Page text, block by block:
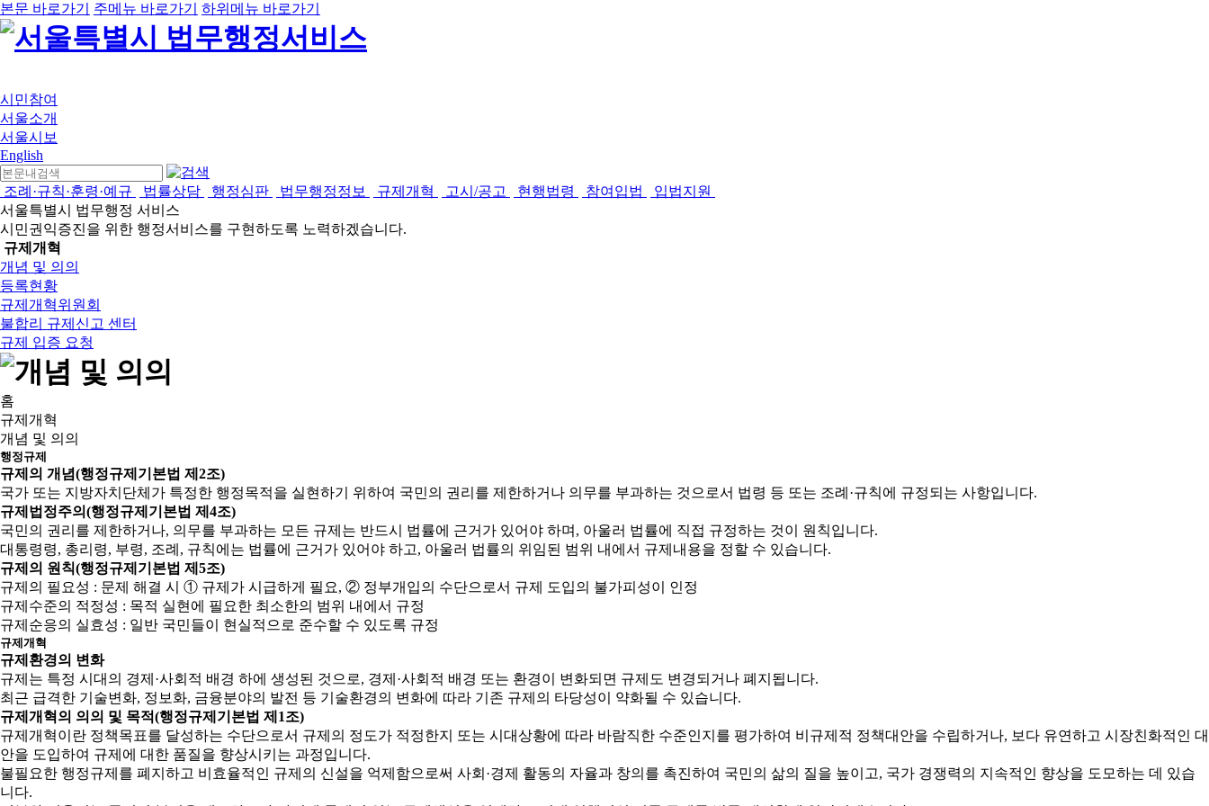
본문 바로가기 주메뉴 바로가기 하위메뉴 바로가기
시민참여
서울소개
서울시보
English
조례·규칙·훈령·예규 법률상담 행정심판 법무행정정보 규제개혁 고시/공고 현행법령 참여입법
입법지원
서울특별시 법무행정 서비스
시민권익증진을 위한 행정서비스를 구현하도록 노력하겠습니다.
규제개혁
개념 및 의의
등록현황
규제개혁위원회
불합리 규제신고 센터
규제 입증 요청
홈
규제개혁
개념 및 의의
행정규제
규제의 개념(행정규제기본법 제2조)
국가 또는 지방자치단체가 특정한 행정목적을 실현하기 위하여 국민의 권리를 제한하거나 의무를 부과하는 것으로서 법령 등 또는 조례·규칙에 규정되는 사항입니다.
규제법정주의(행정규제기본법 제4조)
국민의 권리를 제한하거나, 의무를 부과하는 모든 규제는 반드시 법률에 근거가 있어야 하며, 아울러 법률에 직접 규정하는 것이 원칙입니다.
대통령령, 총리령, 부령, 조례, 규칙에는 법률에 근거가 있어야 하고, 아울러 법률의 위임된 범위 내에서 규제내용을 정할 수 있습니다.
규제의 원칙(행정규제기본법 제5조)
규제의 필요성 : 문제 해결 시 ① 규제가 시급하게 필요, ② 정부개입의 수단으로서 규제 도입의 불가피성이 인정
규제수준의 적정성 : 목적 실현에 필요한 최소한의 범위 내에서 규정
규제순응의 실효성 : 일반 국민들이 현실적으로 준수할 수 있도록 규정
규제개혁
규제환경의 변화
규제는 특정 시대의 경제·사회적 배경 하에 생성된 것으로, 경제·사회적 배경 또는 환경이 변화되면 규제도 변경되거나 폐지됩니다.
최근 급격한 기술변화, 정보화, 금융분야의 발전 등 기술환경의 변화에 따라 기존 규제의 타당성이 약화될 수 있습니다.
규제개혁의 의의 및 목적(행정규제기본법 제1조)
규제개혁이란 정책목표를 달성하는 수단으로서 규제의 정도가 적정한지 또는 시대상황에 따라 바람직한 수준인지를 평가하여 비규제적 정책대안을 수립하거나, 보다 유연하고 시장친화적인 대
안을 도입하여 규제에 대한 품질을 향상시키는 과정입니다.
불필요한 행정규제를 폐지하고 비효율적인 규제의 신설을 억제함으로써 사회·경제 활동의 자율과 창의를 촉진하여 국민의 삶의 질을 높이고, 국가 경쟁력의 지속적인 향상을 도모하는 데 있습
니다.